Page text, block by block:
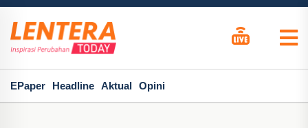
EPaper Headline Aktual Opini